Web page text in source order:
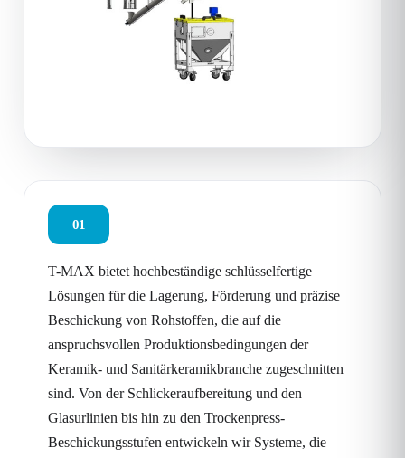
01
T-MAX bietet hochbeständige schlüsselfertige
Lösungen für die Lagerung, Förderung und präzise
Beschickung von Rohstoffen, die auf die
anspruchsvollen Produktionsbedingungen der
Keramik- und Sanitärkeramikbranche zugeschnitten
sind. Von der Schlickeraufbereitung und den
Glasurlinien bis hin zu den Trockenpress-
Beschickungsstufen entwickeln wir Systeme, die